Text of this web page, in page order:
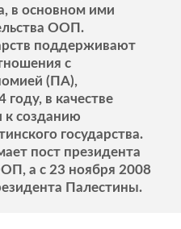
в основном ими
ООП.
поддерживают
с
(ПА),
году, в качестве
к созданию
государства.
пост президента
а с 23 ноября 2008
Палестины.